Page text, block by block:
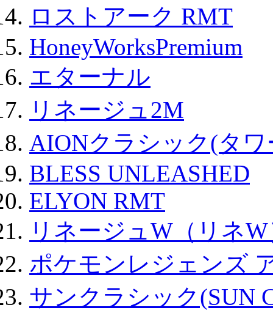
ロストアーク RMT
HoneyWorksPremium
エターナル
リネージュ2M
AIONクラシック(タ
BLESS UNLEASHED
ELYON RMT
リネージュW（リネ
ポケモンレジェンズ
サンクラシック(SUN